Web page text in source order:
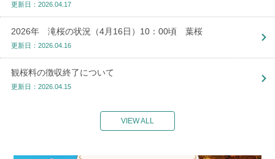
更新日：2026.04.17
2026年 滝桜の状況（4月16日）10：00頃 葉桜
更新日：2026.04.16
観桜料の徴収終了について
更新日：2026.04.15
VIEW ALL